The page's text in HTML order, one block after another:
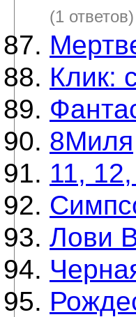
(1 ответов)
Клик:
8Миля
11,
Лови